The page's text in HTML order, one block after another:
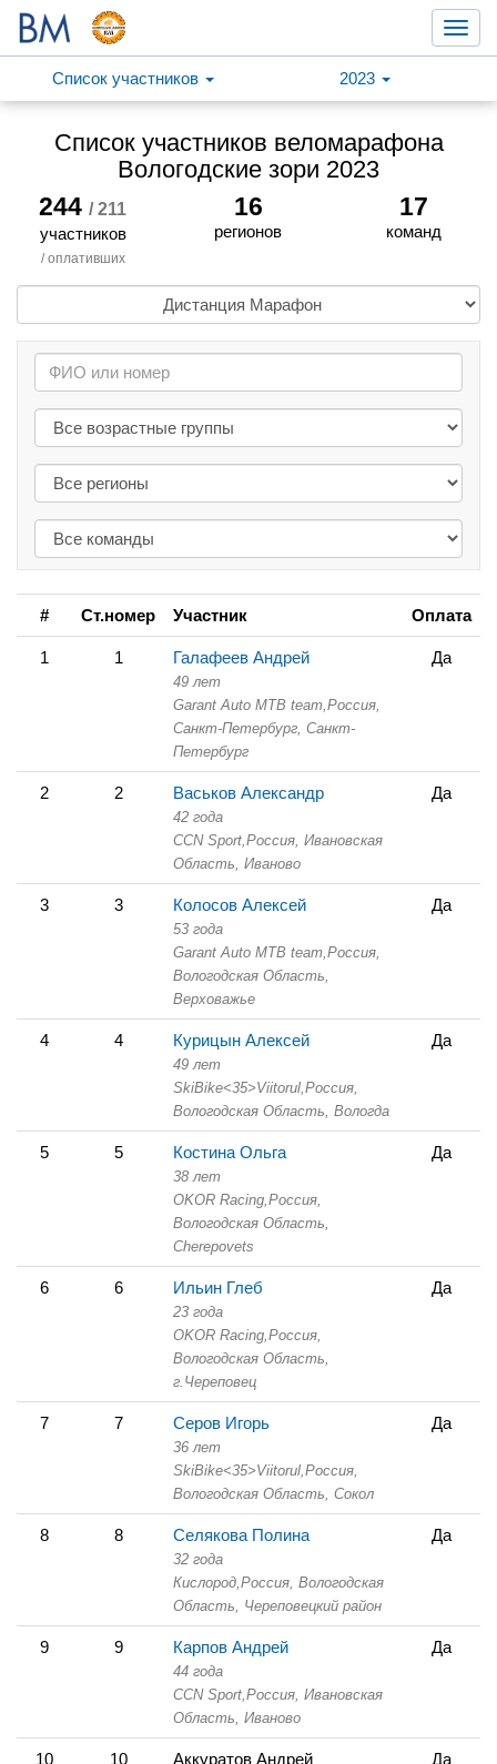
Список участников
2023
Список участников веломарафона
Вологодские зори 2023
244/ 211
участников
/ оплативших
16
регионов
17
команд
# Ст.номер Участник Оплата
1 1 Галафеев Андрей
49 лет
Garant Auto MTB team, Россия,
Санкт-Петербург, Санкт-
Петербург
Да
2 2 Васьков Александр
42 года
CCN Sport, Россия, Ивановская
Область, Иваново
Да
3 3 Колосов Алексей
53 года
Garant Auto MTB team, Россия,
Вологодская Область,
Верховажье
Да
4 4 Курицын Алексей
49 лет
SkiBike<35>Viitorul, Россия,
Вологодская Область, Вологда
Да
5 5 Костина Ольга
38 лет
OKOR Racing, Россия,
Вологодская Область,
Cherepovets
Да
6 6 Ильин Глеб
23 года
OKOR Racing, Россия,
Вологодская Область,
г.Череповец
Да
7 7 Серов Игорь
36 лет
SkiBike<35>Viitorul, Россия,
Вологодская Область, Сокол
Да
8 8 Селякова Полина
32 года
Кислород, Россия, Вологодская
Область,
Череповецкий район
Да
9 9 Карпов Андрей
44 года
CCN Sport, Россия, Ивановская
Область, Иваново
Да
10 10 Аккуратов Андрей Да